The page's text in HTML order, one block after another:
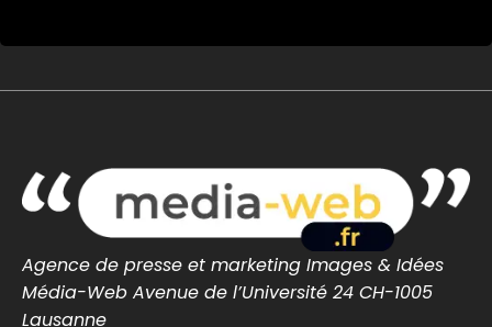
Côte d'Amour Infos
traditions celtiques.
cotedamour-infos.fr
0 0 Twitter
MEDIA WEB
Agence de presse et marketing Images & Idées
Média-Web Avenue de l’Université 24 CH-1005
Lausanne